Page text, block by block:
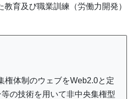
育及び職業訓練（労働力開発）
権体制のウェブをWeb2.0と定
の技術を用いて非中央集権型